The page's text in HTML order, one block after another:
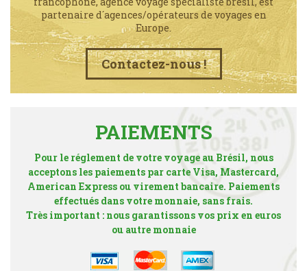
partenaire d´agences/opérateurs de voyages en
Europe.
Contactez-nous !
PAIEMENTS
Pour le réglement de votre voyage au Brésil, nous
acceptons les paiements par carte Visa, Mastercard,
American Express ou virement bancaire. Paiements
effectués dans votre monnaie, sans frais.
Très important : nous garantissons vos prix en euros
ou autre monnaie